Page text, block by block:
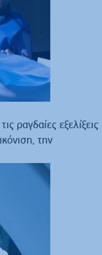
ραγδαίες εξελίξεις
την